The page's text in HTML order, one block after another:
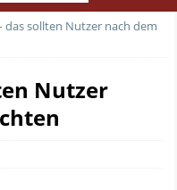
das sollten Nutzer nach dem
Nutzer